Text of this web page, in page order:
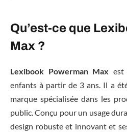
Qu’est-ce que
Max ?
Lexibook Powerman Max
enfants à partir de 3 ans. Il a
marque spécialisée dans les
public. Conçu pour un usage
design robuste et innovant et